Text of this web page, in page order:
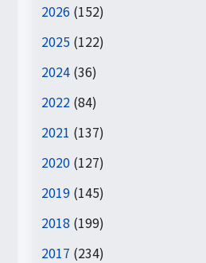
2026 (152)
2025 (122)
2024 (36)
2022 (84)
2021 (137)
2020 (127)
2019 (145)
2018 (199)
2017 (234)